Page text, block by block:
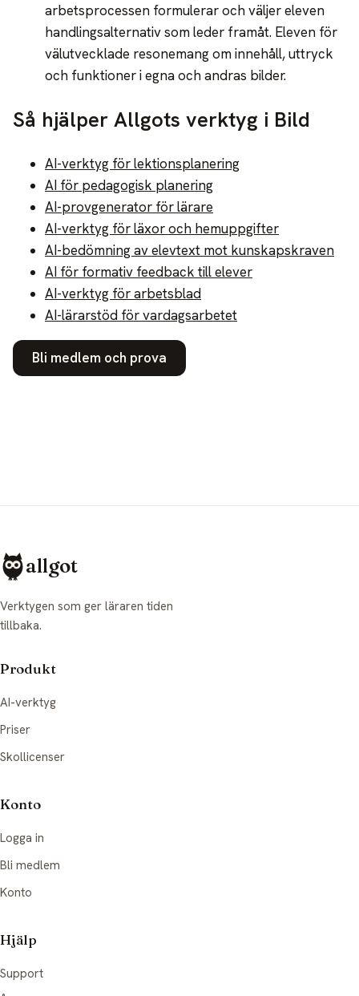
arbetsprocessen formulerar och väljer eleven
handlingsalternativ som leder framåt. Eleven för
välutvecklade resonemang om innehåll, uttryck
och funktioner i egna och andras bilder.
Så hjälper Allgots verktyg i Bild
AI-verktyg för lektionsplanering
AI för pedagogisk planering
AI-provgenerator för lärare
AI-verktyg för läxor och hemuppgifter
AI-bedömning av elevtext mot kunskapskraven
AI för formativ feedback till elever
AI-verktyg för arbetsblad
AI-lärarstöd för vardagsarbetet
Bli medlem och prova
allgot
Verktygen som ger läraren tiden
tillbaka.
Produkt
AI-verktyg
Priser
Skollicenser
Konto
Logga in
Bli medlem
Konto
Hjälp
Support